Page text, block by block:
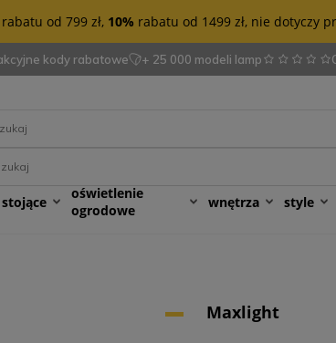
rabatu od 799 zł, 10% rabatu od 1499 zł, nie dotyczy
kody rabatowe + 25 000 modeli lamp
oświetlenie
ogrodowe
wnętrza style
Maxlight